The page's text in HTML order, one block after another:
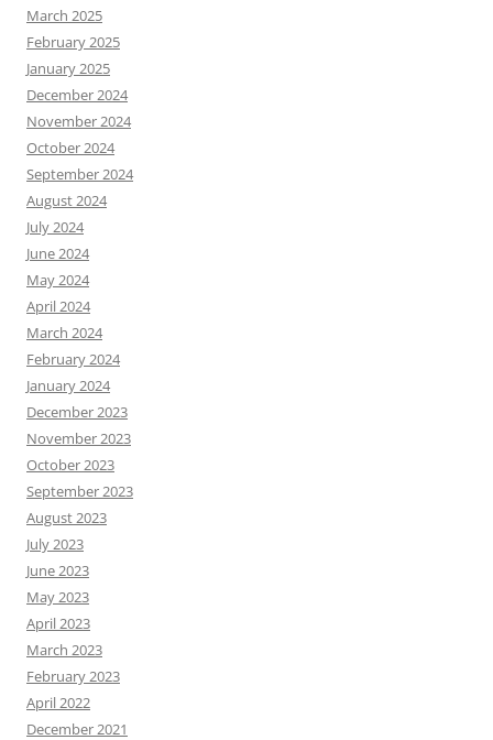
March 2025
February 2025
January 2025
December 2024
November 2024
October 2024
September 2024
August 2024
July 2024
June 2024
May 2024
April 2024
March 2024
February 2024
January 2024
December 2023
November 2023
October 2023
September 2023
August 2023
July 2023
June 2023
May 2023
April 2023
March 2023
February 2023
April 2022
December 2021